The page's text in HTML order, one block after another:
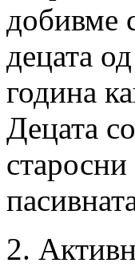
добивме
децата
година
Децата
2.